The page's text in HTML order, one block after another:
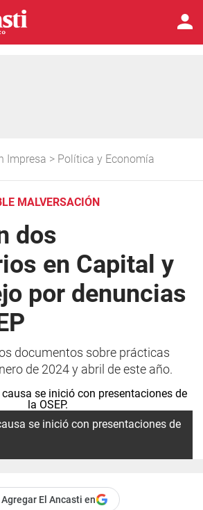
Impresa > Política y Economía
MALVERSACIÓN
dos
en Capital y
por denuncias
documentos sobre prácticas
de 2024 y abril de este año.
se inició con presentaciones de
Agregar El Ancasti en